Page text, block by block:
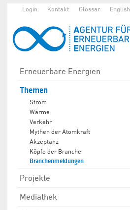
Login Kontakt Glossar English
Erneuerbare Energien
Themen
Strom
Wärme
Verkehr
Mythen der Atomkraft
Akzeptanz
Köpfe der Branche
Branchenmeldungen
Projekte
Mediathek